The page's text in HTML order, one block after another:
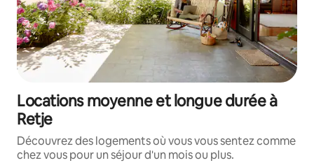
Locations moyenne et longue durée à
Retje
Découvrez des logements où vous vous sentez comme
chez vous pour un séjour d'un mois ou plus.